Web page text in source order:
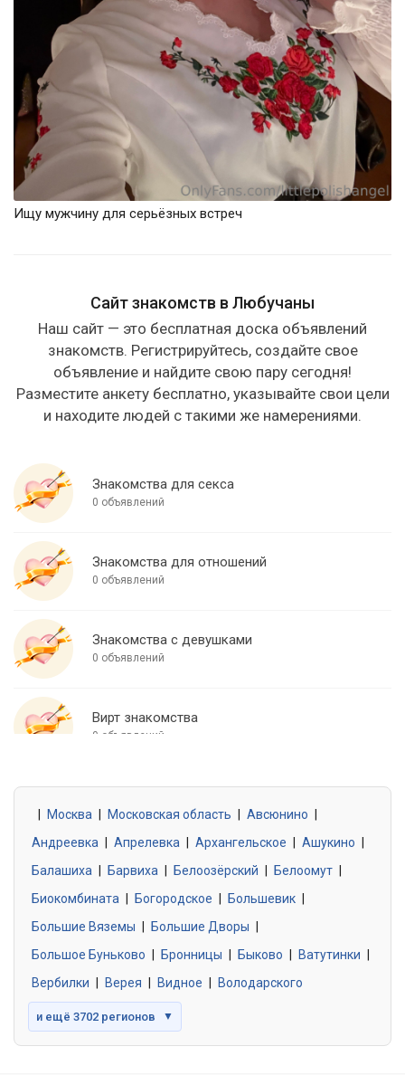
Ищу мужчину для серьёзных встреч
Сайт знакомств в Любучаны
Наш сайт — это бесплатная доска объявлений
знакомств. Регистрируйтесь, создайте свое
объявление и найдите свою пару сегодня!
Разместите анкету бесплатно, указывайте свои цели
и находите людей с такими же намерениями.
Знакомства для секса
0 объявлений
Знакомства для отношений
0 объявлений
Знакомства с девушками
0 объявлений
Вирт знакомства
0 объявлений
0 объявлений
Знакомства без обязательств
0 объявлений
Москва Московская область Авсюнино
Андреевка
Апрелевка Архангельское Ашукино
Балашиха
Барвиха Белоозёрский Белоомут
Биокомбината
Богородское Большевик
Большие Вяземы
Большие Дворы
Большое Буньково
Бронницы Быково Ватутинки
Вербилки
Верея Видное Володарского
и ещё 3702 регионов ▼